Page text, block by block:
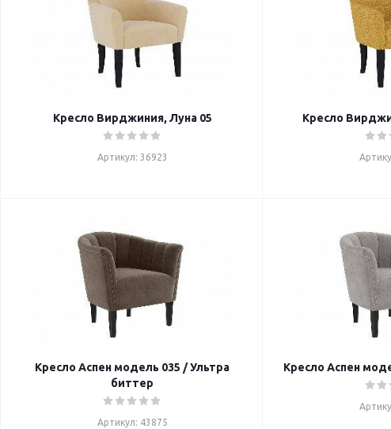
Кресло Вирджиния, Луна 05
Артикул: 36923
Кресло
Кресло Аспен модель 035 / Ультра
биттер
Артикул: 43875
Кресло Аспен